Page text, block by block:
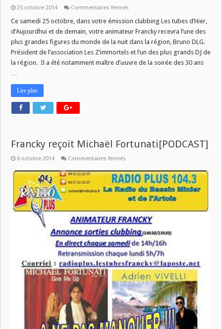
25 octobre 2014 Commentaires fermés
recoit
DLG
Ce samedi 25 octobre, dans votre émission clubbing Les tubes d’Hier,
d’Aujourdhui et de demain, votre animateur Francky recevra l’une des
plus grandes figures du monde de la nuit dans la région, Bruno DLG.
Président de l’association Les Z’immortels et l’un des plus grands DJ de
la région. Il a été notamment maître d’œuvre de la soirée des 30 ans
…
Lire plus
Francky reçoit Michaël Fortunati[PODCAST]
6 octobre 2014 Commentaires fermés
reçoit
Michaël
Fortunati[PODCAST]